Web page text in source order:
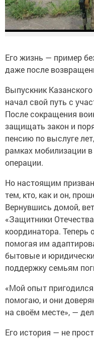
Его жизнь — пример
даже после
Выпускник
начал свой путь с
После сокращения
защищать закон и
пенсию по выслуге
рамках мобилизации
операции.
Но настоящим
тем, кто, как и он,
Вернувшись домой,
«Защитники
координатора. Теперь
помогая им
бытовые и
поддержку семьям
«Мой опыт
помогаю, и они
на своём месте», —
Его история — не